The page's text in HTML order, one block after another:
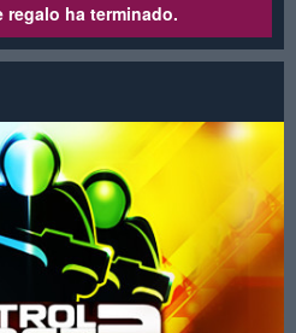
regalo ha terminado.